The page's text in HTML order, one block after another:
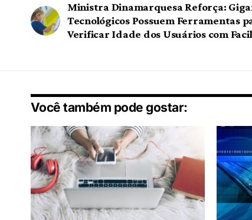
Ministra Dinamarquesa Reforça:
Tecnológicos Possuem Ferramentas
Verificar Idade dos Usuários com
Você também pode gostar: